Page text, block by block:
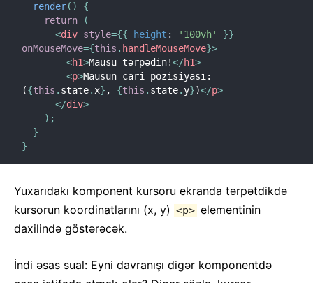
render( )
{
return
(
<div style={{ height : '100vh' }}
onMouseMove={this . handleMouseMove}>
<h1>Mausu tərpədin!</h1>
<p>Mausun cari pozisiyası:
({this . state. x} , {this . state. y})</p>
</div>
) ;
}
}
Yuxarıdakı komponent kursoru ekranda tərpətdikdə
kursorun koordinatlarını (x, y) <p> elementinin
daxilində göstərəcək.
İndi əsas sual: Eyni davranışı digər komponentdə
ReactDOMServer
DOM Elementləri
SyntheticEvent
Test Vasitələri
Test Renderer
JS Mühitinin Tələbləri
Lüğət
HOOKLAR
1. Hooklara Giriş
2. Hooklar Bir Baxışda
3. State Hookunun İstifadəsi
4. Effect Hookunun İstifadəsi
5. Hookların Qaydaları